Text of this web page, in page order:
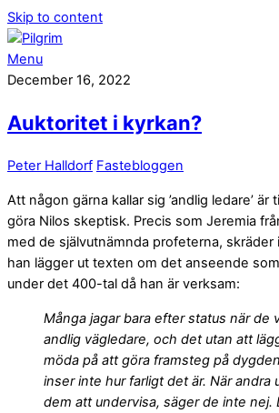
Skip to content
Menu
December 16, 2022
Auktoritet i kyrkan?
Peter Halldorf Fastebloggen
Att någon gärna kallar sig ’andlig ledare’ är
göra Nilos skeptisk. Precis som Jeremia
med de självutnämnda profeterna,
han lägger ut texten om det anseende
under det 400-tal då han är verksam:
Många jagar bara efter status när de
andlig vägledare, och det utan att
möda på att göra framsteg på
inser inte hur farligt det är. När andra
dem att undervisa, säger de inte nej.